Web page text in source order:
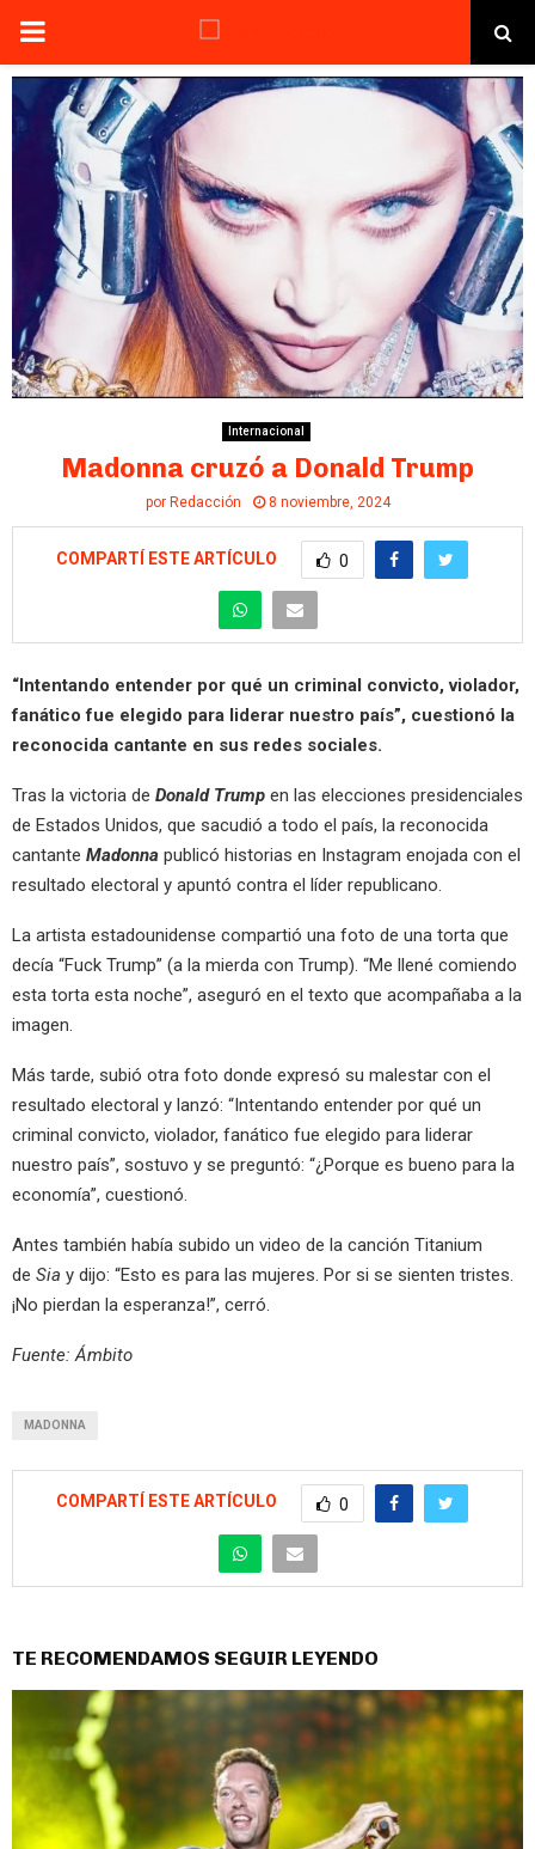
PRIMARY
MENU
Internacional
Madonna cruzó a Donald Trump
por Redacción 8 noviembre, 2024
COMPARTÍ ESTE ARTÍCULO 0
“Intentando entender por qué un criminal convicto, violador,
fanático fue elegido para liderar nuestro país”, cuestionó la
reconocida cantante en sus redes sociales.
Tras la victoria de Donald Trump en las elecciones presidenciales
de Estados Unidos, que sacudió a todo el país, la reconocida
cantante Madonna publicó historias en Instagram enojada con el
resultado electoral y apuntó contra el líder republicano.
La artista estadounidense compartió una foto de una torta que
decía “Fuck Trump” (a la mierda con Trump). “Me llené comiendo
esta torta esta noche”, aseguró en el texto que acompañaba a la
imagen.
Más tarde, subió otra foto donde expresó su malestar con el
resultado electoral y lanzó: “Intentando entender por qué un
criminal convicto, violador, fanático fue elegido para liderar
nuestro país”, sostuvo y se preguntó: “¿Porque es bueno para la
economía”, cuestionó.
Antes también había subido un video de la canción Titanium
de Sia y dijo: “Esto es para las mujeres. Por si se sienten tristes.
¡No pierdan la esperanza!”, cerró.
Fuente: Ámbito
MADONNA
COMPARTÍ ESTE ARTÍCULO 0
TE RECOMENDAMOS SEGUIR LEYENDO